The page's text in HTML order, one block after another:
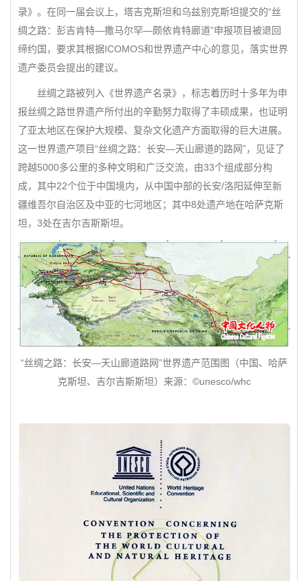
录》。在同一届会议上，塔吉克斯坦和乌兹别克斯坦提交的“丝
绸之路：彭吉肯特—撒马尔罕—颇依肯特廊道”申报项目被退回
缔约国，要求其根据ICOMOS和世界遗产中心的意见，落实世界
遗产委员会提出的建议。
丝绸之路被列入《世界遗产名录》，标志着历时十多年为申
报丝绸之路世界遗产所付出的辛勤努力取得了丰硕成果，也证明
了亚太地区在保护大规模、复杂文化遗产方面取得的巨大进展。
这一世界遗产项目“丝绸之路：长安—天山廊道的路网”，见证了
跨越5000多公里的多种文明和广泛交流，由33个组成部分构
成，其中22个位于中国境内，从中国中部的长安/洛阳延伸至新
疆维吾尔自治区及中亚的七河地区；其中8处遗产地在哈萨克斯
坦，3处在吉尔吉斯斯坦。
“丝绸之路：长安—天山廊道路网”世界遗产范围图（中国、哈萨
克斯坦、吉尔吉斯斯坦）来源：©unesco/whc